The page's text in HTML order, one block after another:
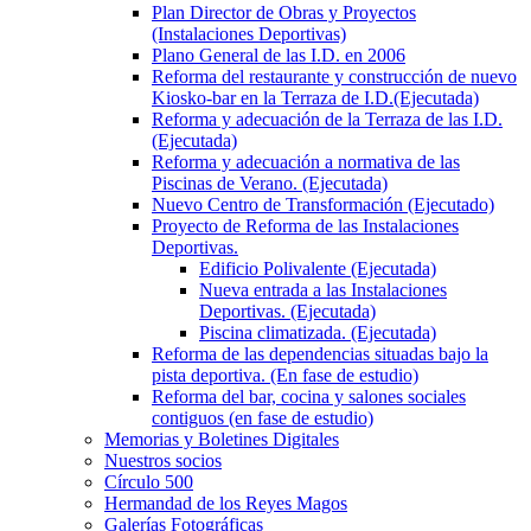
Plan Director de Obras y Proyectos
(Instalaciones Deportivas)
Plano General de las I.D. en 2006
Reforma del restaurante y construcción de nuevo
Kiosko-bar en la Terraza de I.D.(Ejecutada)
Reforma y adecuación de la Terraza de las I.D.
(Ejecutada)
Reforma y adecuación a normativa de las
Piscinas de Verano. (Ejecutada)
Nuevo Centro de Transformación (Ejecutado)
Proyecto de Reforma de las Instalaciones
Deportivas.
Edificio Polivalente (Ejecutada)
Nueva entrada a las Instalaciones
Deportivas. (Ejecutada)
Piscina climatizada. (Ejecutada)
Reforma de las dependencias situadas bajo la
pista deportiva. (En fase de estudio)
Reforma del bar, cocina y salones sociales
contiguos (en fase de estudio)
Memorias y Boletines Digitales
Nuestros socios
Círculo 500
Hermandad de los Reyes Magos
Galerías Fotográficas